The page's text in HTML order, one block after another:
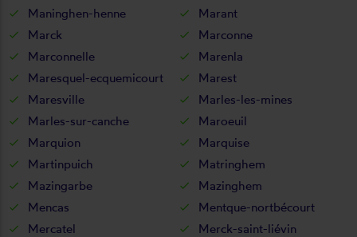
Maninghen-henne
Marant
Marck
Marconne
Marconnelle
Marenla
Maresquel-ecquemicourt
Marest
Maresville
Marles-les-mines
Marles-sur-canche
Maroeuil
Marquion
Marquise
Martinpuich
Matringhem
Mazingarbe
Mazinghem
Mencas
Mentque-nortbécourt
Mercatel
Merck-saint-liévin